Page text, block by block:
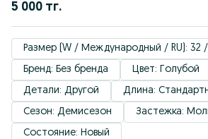
5 000 тг.
Размер (W / Международный / RU): 32
Бренд: Без бренда
Цвет: Голубой
Детали: Другой
Длина:
Сезон: Демисезон
Застежка:
Состояние: Новый